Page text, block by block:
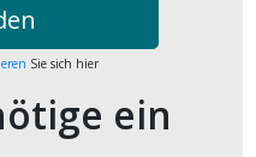
Sie sich hier
ein